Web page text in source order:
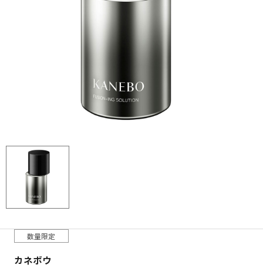
数量限定
カネボウ